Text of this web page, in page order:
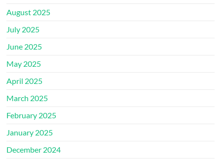
August 2025
July 2025
June 2025
May 2025
April 2025
March 2025
February 2025
January 2025
December 2024